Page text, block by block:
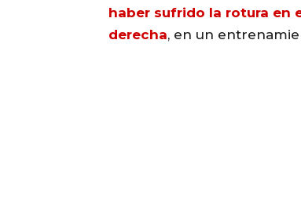
haber sufrido la rotura en
derecha, en un